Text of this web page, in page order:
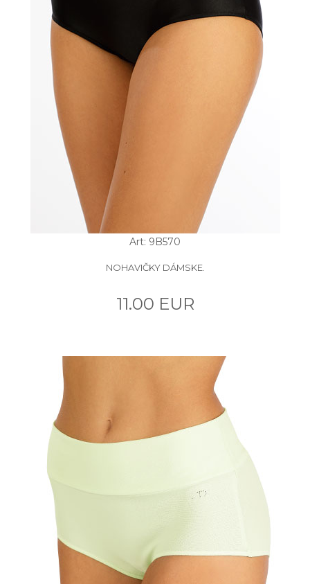
Art: 9B570
NOHAVIČKY DÁMSKE.
11.00 EUR